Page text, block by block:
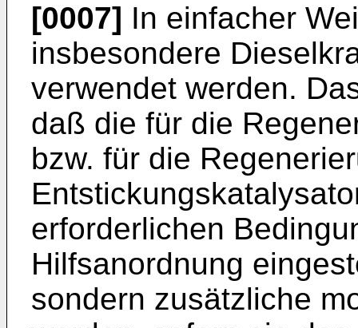
[0007] In einfacher
insbesondere
verwendet werden.
daß die für die
bzw. für die
erforderlichen
Hilfsanordnung
sondern zusätzliche